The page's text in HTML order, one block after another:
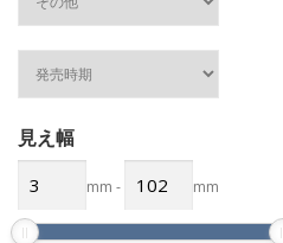
見え幅
mm - mm